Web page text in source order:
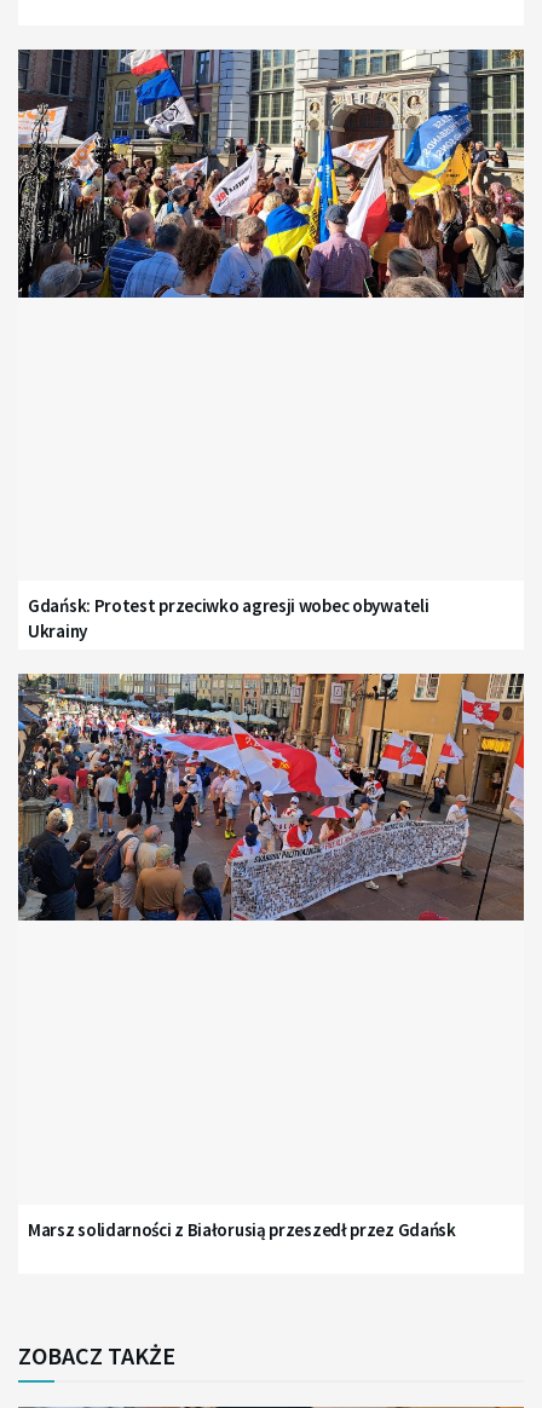
Gdańsk: Protest przeciwko agresji wobec obywateli
Ukrainy
Marsz solidarności z Białorusią przeszedł przez Gdańsk
ZOBACZ TAKŻE